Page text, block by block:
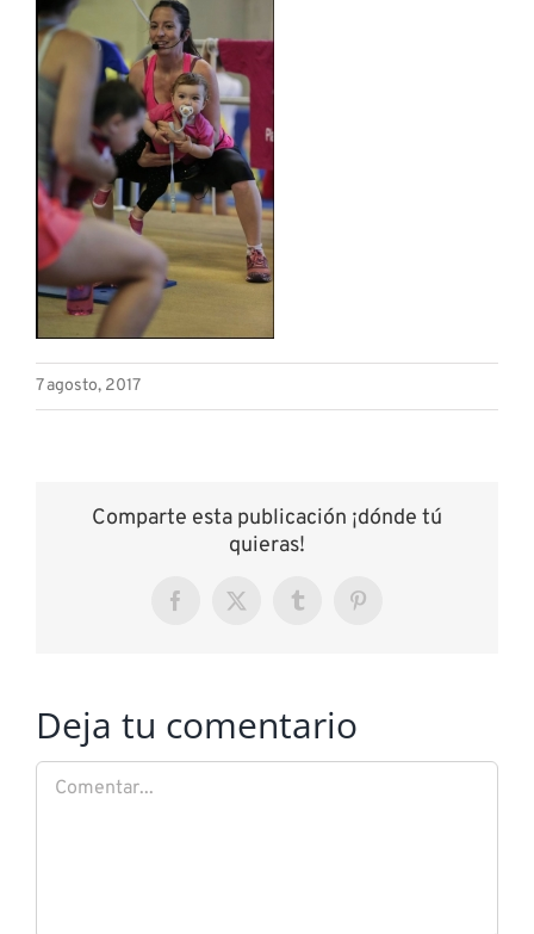
7 agosto, 2017
Comparte esta publicación ¡dónde tú
quieras!
Facebook
X TumblrPinterest
Deja tu comentario
Comentar